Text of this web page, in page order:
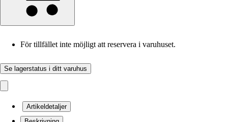
För tillfället inte möjligt att reservera i varuhuset.
Se lagerstatus i ditt varuhus
Artikeldetaljer